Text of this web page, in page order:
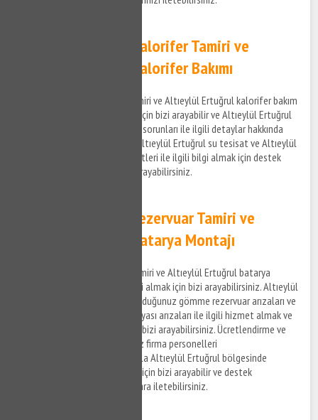
Altıeylül Ertuğrul Kalorifer Tamiri ve
Altıeylül Ertuğrul Kalorifer Bakımı
Altıeylül Ertuğrul kalorifer tamiri ve Altıeylül Ertuğrul kalorifer bakım
hizmetleri ile ilgili bilgi almak için bizi arayabilir ve Altıeylül Ertuğrul
bölgesinde yaşadığınız tesisat sorunları ile ilgili detaylar hakkında
bizimle iletişim kurabilirsiniz. Altıeylül Ertuğrul su tesisat ve Altıeylül
Ertuğrul kalorifer tamiri hizmetleri ile ilgili bilgi almak için destek
taleplerinizi iletmek için bizi arayabilirsiniz.
Altıeylül Ertuğrul Rezervuar Tamiri ve
Altıeylül Ertuğrul Batarya Montajı
Altıeylül Ertuğrul rezervuar tamiri ve Altıeylül Ertuğrul batarya
montaj hizmetleri ile ilgili bilgi almak için bizi arayabilirsiniz. Altıeylül
Ertuğrul bölgesinde yaşamış olduğunuz gömme rezervuar arızaları ve
mutfak bataryası, banyo bataryası arızaları ile ilgili hizmet almak ve
detaylara erişim sağlamak için bizi arayabilirsiniz. Ücretlendirme ve
detayları anlaşmalı olduğumuz firma personelleri
gerçekleştirmektedir. Dolayısıyla Altıeylül Ertuğrul bölgesinde
rezervuar tamir desteği almak için bizi arayabilir ve destek
taleplerinizi anlaşmalı kurumlara iletebilirsiniz.